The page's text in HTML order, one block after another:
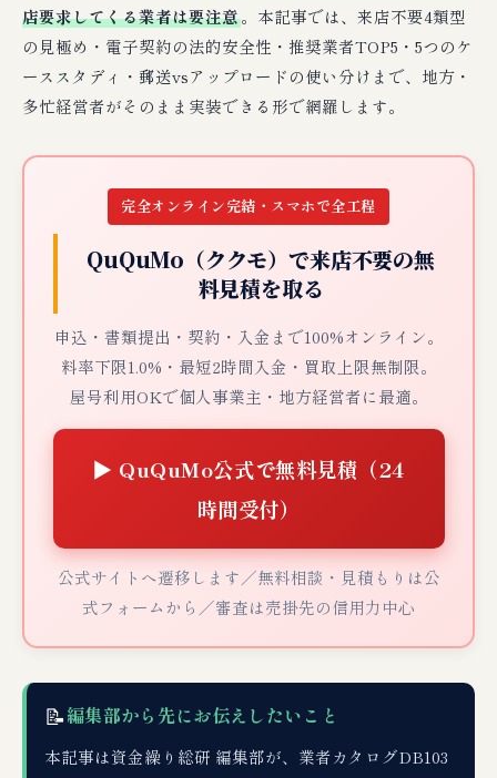
店要求してくる業者は要注意。本記事では、来店不要4類型
の見極め・電子契約の法的安全性・推奨業者TOP5・5つのケ
ーススタディ・郵送vsアップロードの使い分けまで、地方・
多忙経営者がそのまま実装できる形で網羅します。
完全オンライン完結・スマホで全工程
QuQuMo（ククモ）で来店不要の無
料見積を取る
申込・書類提出・契約・入金まで100%オンライン。
料率下限1.0%・最短2時間入金・買取上限無制限。
屋号利用OKで個人事業主・地方経営者に最適。
▶ QuQuMo公式で無料見積（24
時間受付）
公式サイトへ遷移します／無料相談・見積もりは公
式フォームから／審査は売掛先の信用力中心
📝編集部から先にお伝えしたいこと
本記事は資金繰り総研 編集部が、業者カタログDB103